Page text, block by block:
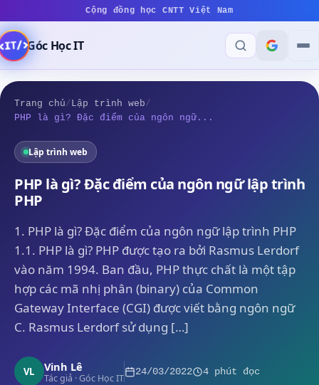
Cộng đồng học CNTT Việt Nam
Góc Học IT
Trang chủ/ Lập trình web/
PHP là gì? Đặc điểm của ngôn ngữ...
Lập trình web
PHP là gì? Đặc điểm của ngôn ngữ lập trình
PHP
1. PHP là gì? Đặc điểm của ngôn ngữ lập trình PHP
1.1. PHP là gì? PHP được tạo ra bởi Rasmus Lerdorf
vào năm 1994. Ban đầu, PHP thực chất là một tập
hợp các mã nhị phân (binary) của Common
Gateway Interface (CGI) được viết bằng ngôn ngữ
C. Rasmus Lerdorf sử dụng […]
VL Vinh Lê
Tác giả · Góc Học IT
24/03/2022 4 phút đọc